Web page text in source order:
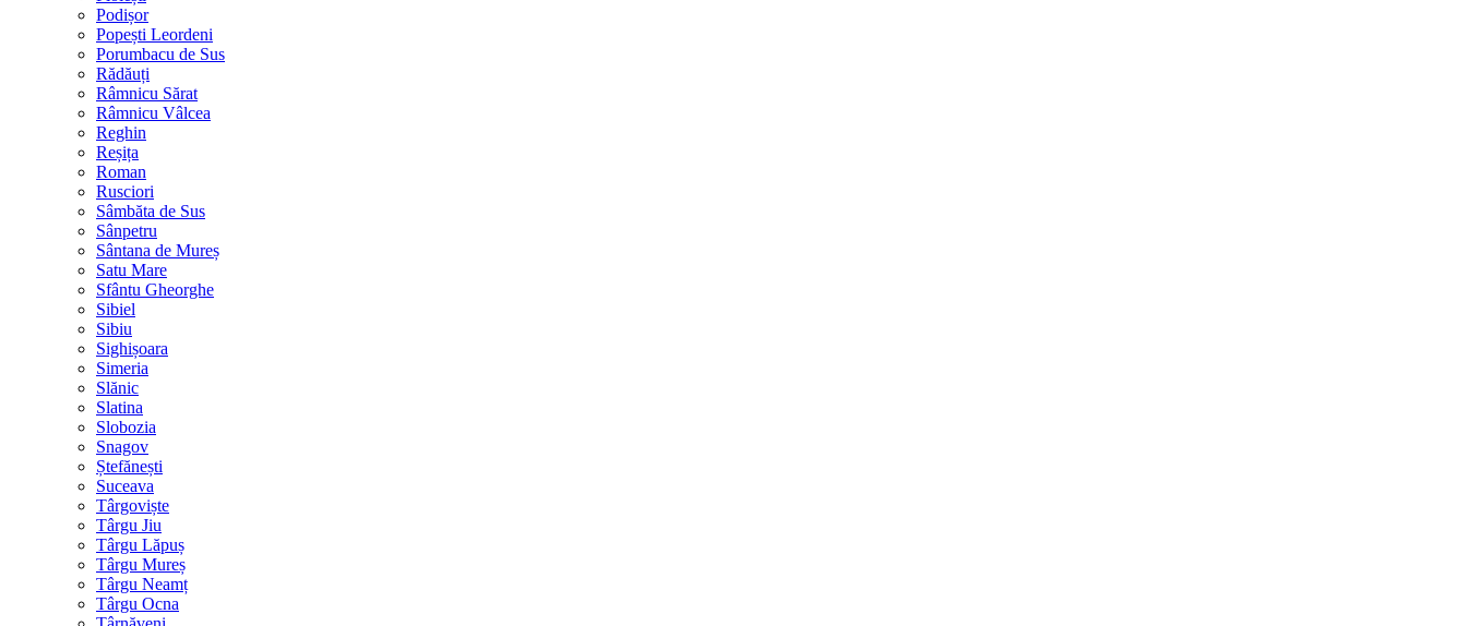
Podișor
Popești Leordeni
Porumbacu de Sus
Rădăuți
Râmnicu Sărat
Râmnicu Vâlcea
Reghin
Reșița
Roman
Rusciori
Sâmbăta de Sus
Sânpetru
Sântana de Mureș
Satu Mare
Sfântu Gheorghe
Sibiel
Sibiu
Sighișoara
Simeria
Slănic
Slatina
Slobozia
Snagov
Ștefănești
Suceava
Târgoviște
Târgu Jiu
Târgu Lăpuș
Târgu Mureș
Târgu Neamț
Târgu Ocna